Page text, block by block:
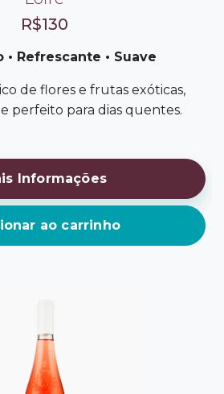
R$130
Refrescante • Suave
de flores e frutas exóticas,
perfeito para dias quentes.
Informações
ao carrinho